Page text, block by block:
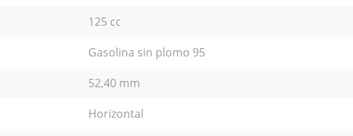
125 cc
Gasolina sin plomo 95
52,40 mm
Horizontal